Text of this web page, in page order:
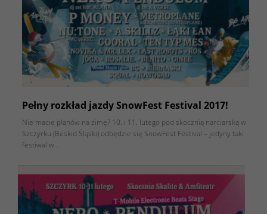
Pełny rozkład jazdy SnowFest Festival 2017!
Nie macie planów na zimę? 10. i 11. lutego pod skocznią narciarską w
Szczyrku (Beskid Śląski) odbędzie się SnowFest Festival – jedyny taki
festiwal w…